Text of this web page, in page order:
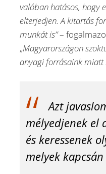
valóban hatásos, hogy
elterjedjen. A kitartás
munkát is”–
„Magyarországon
anyagi forrásaink miatt
Azt
mélyedjenek el
és keressenek
melyek